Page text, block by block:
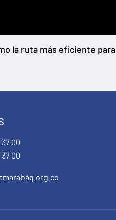
la ruta más eficiente para
00
00